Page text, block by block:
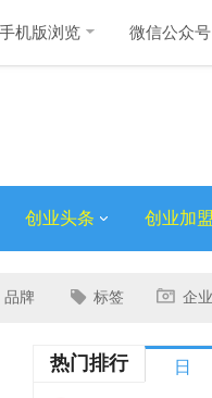
手机版浏览 微信公众号
创业头条 创业加盟
品牌 标签 企
热门排行 日